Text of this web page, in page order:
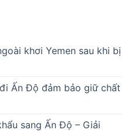
khơi Yemen sau khi bị
Ấn Độ đảm bảo giữ chất
sang Ấn Độ – Giải